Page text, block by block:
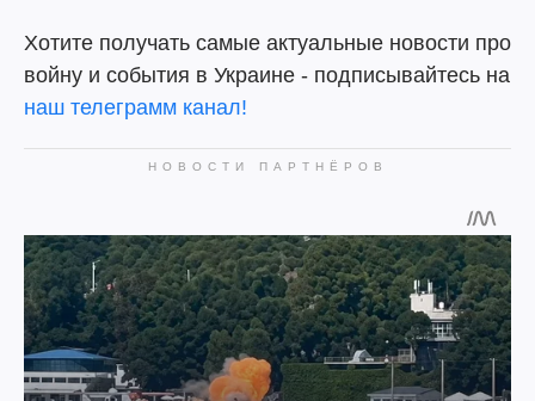
Хотите получать самые актуальные новости про
войну и события в Украине - подписывайтесь на
наш телеграмм канал!